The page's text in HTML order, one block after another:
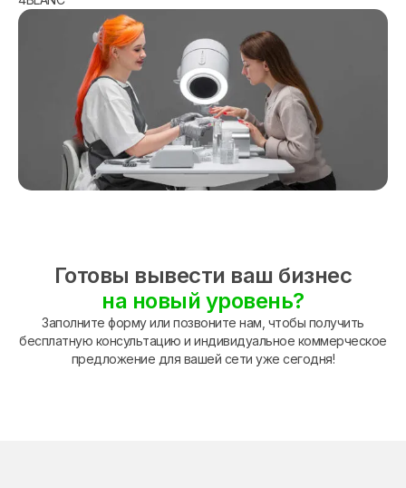
Готовы вывести ваш бизнес
на новый уровень?
Заполните форму или позвоните нам, чтобы получить
бесплатную консультацию и индивидуальное коммерческое
предложение для вашей сети уже сегодня!